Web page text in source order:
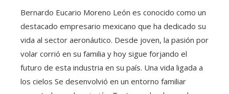
Bernardo Eucario Moreno León es conocido como un
destacado empresario mexicano que ha dedicado su
vida al sector aeronáutico. Desde joven, la pasión por
volar corrió en su familia y hoy sigue forjando el
futuro de esta industria en su país. Una vida ligada a
los cielos Se desenvolvió en un entorno familiar